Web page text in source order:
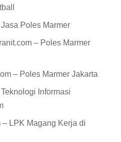
Poles Marmer
– Poles Marmer
– Poles Marmer Jakarta
Informasi
LPK Magang Kerja di